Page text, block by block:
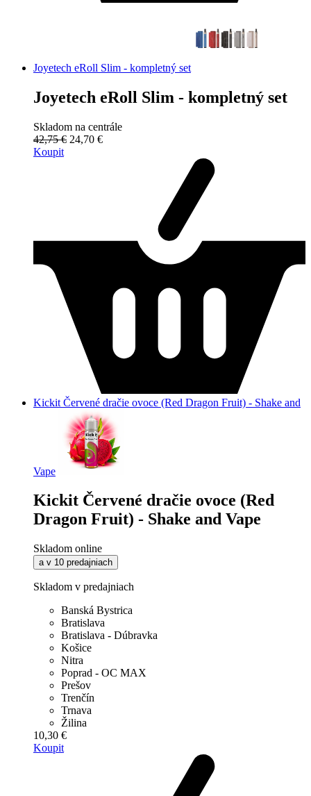
Joyetech eRoll Slim - kompletný set
Joyetech eRoll Slim - kompletný set
Skladom na centrále
42,75 € 24,70 €
Koupit
Kickit Červené dračie ovoce (Red Dragon Fruit) - Shake and
Vape
Kickit Červené dračie ovoce (Red
Dragon Fruit) - Shake and Vape
Skladom online
a v 10 predajniach
Skladom v predajniach
Banská Bystrica
Bratislava
Bratislava - Dúbravka
Košice
Nitra
Poprad - OC MAX
Prešov
Trenčín
Trnava
Žilina
10,30 €
Koupit